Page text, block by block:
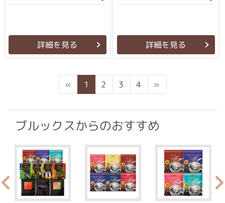
詳細を見る 詳細を見る
« Previous
1 2 3 4 »
ブルックスからのおすすめ